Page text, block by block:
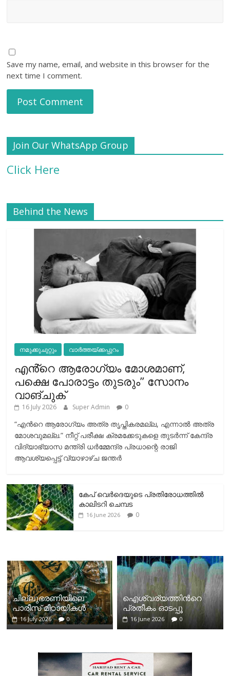
Save my name, email, and website in this browser for the
next time I comment.
Join Our WhatsApp Group
Click Here
Behind the News
നമുക്കുചുറ്റും വാർത്തയ്ക്കപ്പുറം
എൻ്റെ ആരോഗ്യം മോശമാണ്,
പക്ഷെ പോരാട്ടം തുടരും” സോനം
വാങ്ചുക്
16 July 2026 Super Admin 0
“എന്‍റെ ആരോഗ്യം അത്ര തൃപ്തികരമല്ല, എന്നാൽ അത്ര
മോശവുമല്ല.” നീറ്റ് പരീക്ഷ ക്രമക്കേടുകളെ തുടർന്ന് കേന്ദ്ര
വിദ്യാഭ്യാസ മന്ത്രി ധർമ്മേന്ദ്ര പ്രധാന്റെ രാജി
ആവശ്യപ്പെട്ട് വ്യാഴാഴ്ച ജന്തർ
കേപ് വെര്‍ദെയുടെ പ്രതിരോധത്തില്‍
കാലിടറി ചെമ്പട
16 June 2026 0
ചില്ലുഭരണിയിലെ
പാരീസ് മിഠായികള്‍
16 July 2026 0
ഐശ്വര്യത്തിന്‍റെ
പ്രതീകം ഓടപ്പൂ
16 June 2026 0